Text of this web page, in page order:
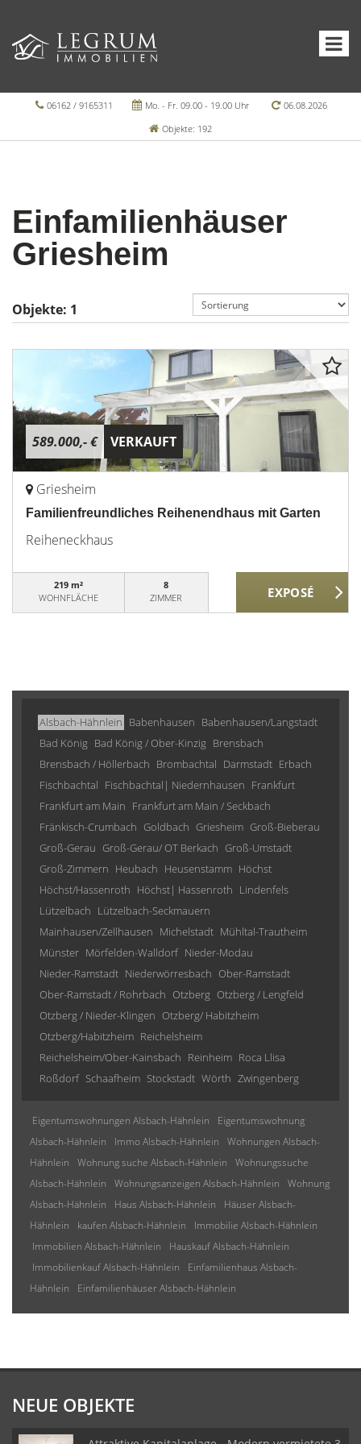
06162 / 9165311 Mo. - Fr. 09.00 - 19.00 Uhr
06.08.2026
Objekte: 192
Einfamilienhäuser
Griesheim
Objekte: 1
589.000,- € VERKAUFT
Griesheim
Familienfreundliches Reihenendhaus mit Garten
Reiheneckhaus
219 m²
WOHNFLÄCHE
8
ZIMMER
Alsbach-Hähnlein Babenhausen Babenhausen/Langstadt
Bad König Bad König / Ober-Kinzig Brensbach
Brensbach / Höllerbach Brombachtal Darmstadt Erbach
Fischbachtal Fischbachtal| Niedernhausen Frankfurt
Frankfurt am Main Frankfurt am Main / Seckbach
Fränkisch-Crumbach Goldbach Griesheim Groß-Bieberau
Groß-Gerau Groß-Gerau/ OT Berkach Groß-Umstadt
Groß-Zimmern Heubach Heusenstamm Höchst
Höchst/Hassenroth Höchst| Hassenroth Lindenfels
Lützelbach Lützelbach-Seckmauern
Mainhausen/Zellhausen Michelstadt Mühltal-Trautheim
Münster Mörfelden-Walldorf Nieder-Modau
Nieder-Ramstadt Niederwörresbach Ober-Ramstadt
Ober-Ramstadt / Rohrbach Otzberg Otzberg / Lengfeld
Otzberg / Nieder-Klingen Otzberg/ Habitzheim
Otzberg/Habitzheim Reichelsheim
Reichelsheim/Ober-Kainsbach Reinheim Roca Llisa
Roßdorf Schaafheim Stockstadt Wörth Zwingenberg
Eigentumswohnungen Alsbach-Hähnlein
Eigentumswohnung
Alsbach-Hähnlein
Immo Alsbach-Hähnlein
Wohnungen Alsbach-
Hähnlein
Wohnung suche Alsbach-Hähnlein
Wohnungssuche
Alsbach-Hähnlein
Wohnungsanzeigen Alsbach-Hähnlein
Wohnung
Alsbach-Hähnlein
Haus Alsbach-Hähnlein
Häuser Alsbach-
Hähnlein
kaufen Alsbach-Hähnlein
Immobilie Alsbach-Hähnlein
Immobilien Alsbach-Hähnlein
Hauskauf Alsbach-Hähnlein
Immobilienkauf Alsbach-Hähnlein
Einfamilienhaus Alsbach-
Hähnlein
Einfamilienhäuser Alsbach-Hähnlein
NEUE OBJEKTE